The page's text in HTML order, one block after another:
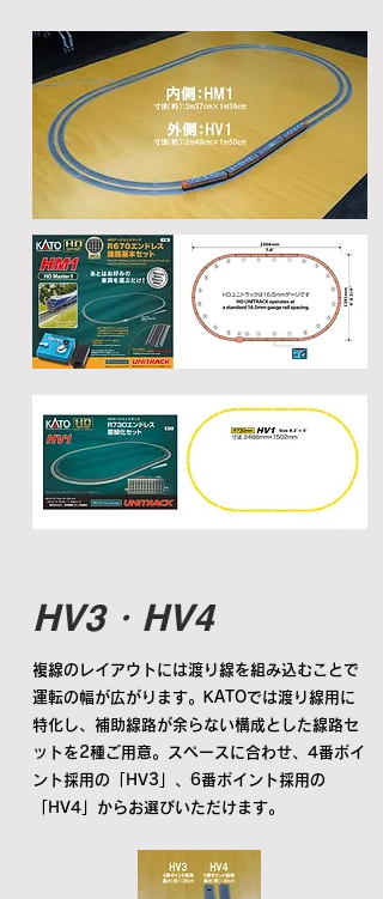
HV3・HV4
複線のレイアウトには渡り線を組み込むことで
運転の幅が広がります。KATOでは渡り線用に
特化し、補助線路が余らない構成とした線路セ
ットを2種ご用意。スペースに合わせ、4番ポイ
ント採用の「HV3」、6番ポイント採用の
「HV4」からお選びいただけます。